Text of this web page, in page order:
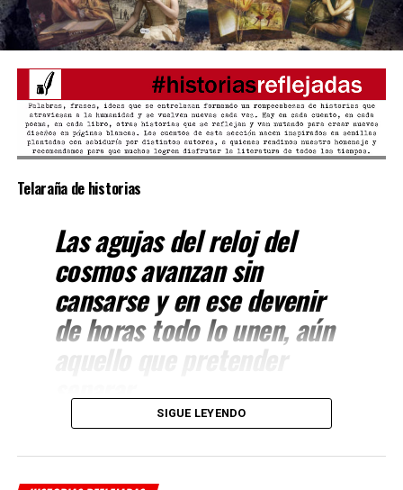
Telaraña de historias
Las agujas del reloj del
cosmos avanzan sin
cansarse y en ese devenir
de horas todo lo unen, aún
aquello que pretender
separar.
Cada cosa sucede en el
momento exacto, en la
SIGUE LEYENDO